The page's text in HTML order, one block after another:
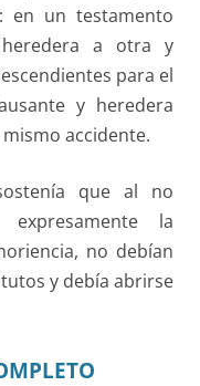
en un testamento
a otra y
para el
y heredera
accidente.
que al no
la
no debían
y debía abrirse